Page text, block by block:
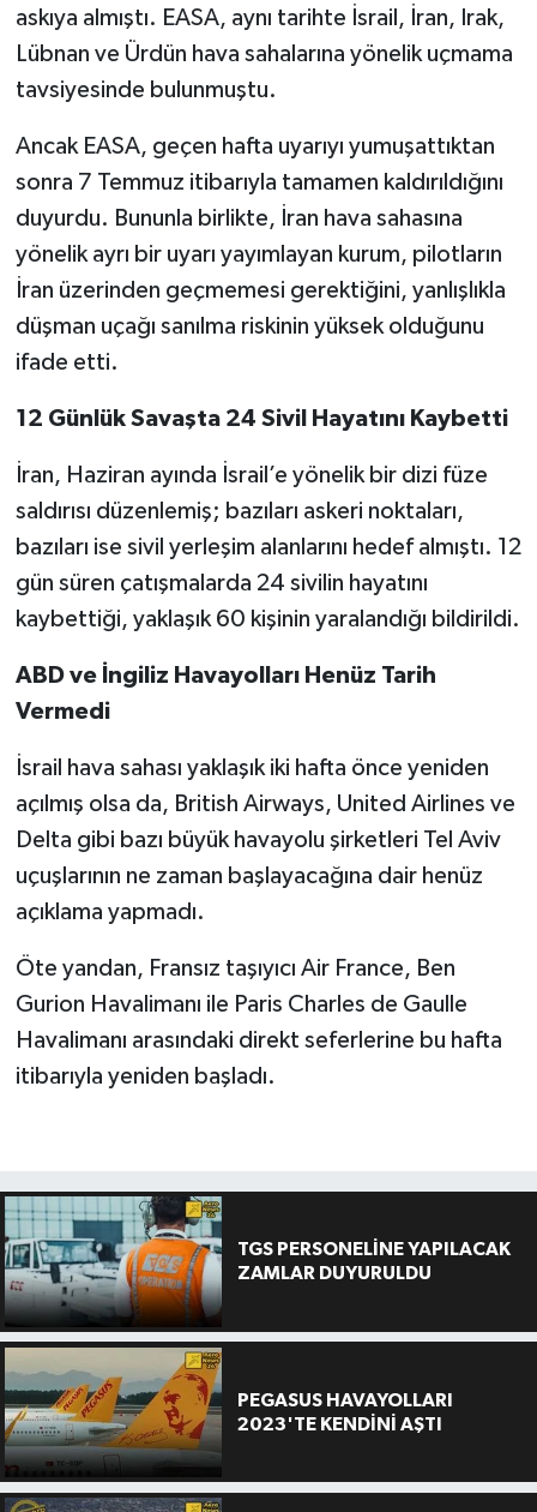
askıya almıştı. EASA, aynı tarihte İsrail, İran, Irak,
Lübnan ve Ürdün hava sahalarına yönelik uçmama
tavsiyesinde bulunmuştu.
Ancak EASA, geçen hafta uyarıyı yumuşattıktan
sonra 7 Temmuz itibarıyla tamamen kaldırıldığını
duyurdu. Bununla birlikte, İran hava sahasına
yönelik ayrı bir uyarı yayımlayan kurum, pilotların
İran üzerinden geçmemesi gerektiğini, yanlışlıkla
düşman uçağı sanılma riskinin yüksek olduğunu
ifade etti.
12 Günlük Savaşta 24 Sivil Hayatını Kaybetti
İran, Haziran ayında İsrail’e yönelik bir dizi füze
saldırısı düzenlemiş; bazıları askeri noktaları,
bazıları ise sivil yerleşim alanlarını hedef almıştı. 12
gün süren çatışmalarda 24 sivilin hayatını
kaybettiği, yaklaşık 60 kişinin yaralandığı bildirildi.
ABD ve İngiliz Havayolları Henüz Tarih
Vermedi
İsrail hava sahası yaklaşık iki hafta önce yeniden
açılmış olsa da, British Airways, United Airlines ve
Delta gibi bazı büyük havayolu şirketleri Tel Aviv
uçuşlarının ne zaman başlayacağına dair henüz
açıklama yapmadı.
Öte yandan, Fransız taşıyıcı Air France, Ben
Gurion Havalimanı ile Paris Charles de Gaulle
Havalimanı arasındaki direkt seferlerine bu hafta
itibarıyla yeniden başladı.
TGS PERSONELİNE YAPILACAK
ZAMLAR DUYURULDU
PEGASUS HAVAYOLLARI
2023'TE KENDİNİ AŞTI